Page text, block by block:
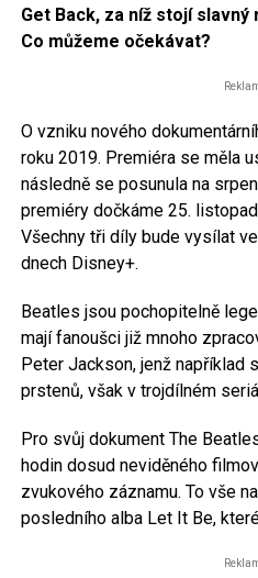
Get Back, za níž stojí
Co můžeme očekávat?
O vzniku nového
roku 2019. Premiéra se měla
následně se posunula na
premiéry dočkáme 25.
Všechny tři díly bude vysílat
dnech Disney+.
Beatles jsou pochopitelně
mají fanoušci již mnoho
Peter Jackson, jenž například
prstenů, však v trojdílném
Pro svůj dokument The
hodin dosud neviděného
zvukového záznamu. To vše
posledního alba Let It Be,